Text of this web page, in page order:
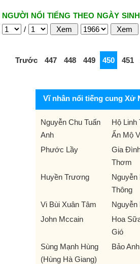
NGƯỜI NỔI TIẾNG THEO NGÀY
/
Trước 447 448 449 450 451
Vĩ nhân nổi tiếng cung Xử
Nguyễn Chu Tuấn
Anh
Hộ Linh
Ẩn Mộ
Phước Lầy
Gia
Thơm
Huyền Trương
Nguyễn
Thông
Vi Bùi Xuân Tâm
Nguyễn
John Mccain
Hoa
Gió
Sùng Mạnh Hùng
(Hùng Hà Giang)
Bảo Anh